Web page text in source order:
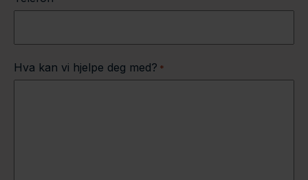
Hva kan vi hjelpe deg med? *